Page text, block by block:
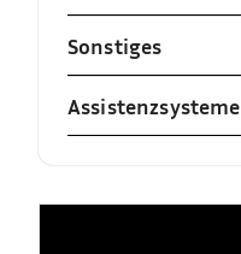
Sonstiges
Assistenzsysteme